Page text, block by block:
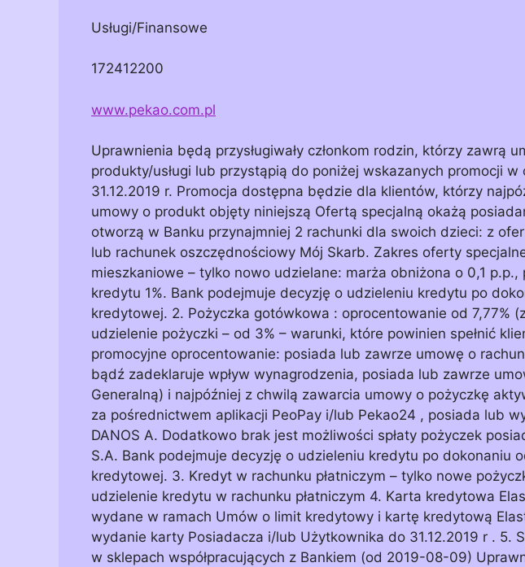
Usługi/Finansowe
172412200
www.pekao.com.pl
Uprawnienia będą przysługiwały członkom rodzin, którzy zawrą
produkty/usługi lub przystąpią do poniżej wskazanych promocji w
31.12.2019 r. Promocja dostępna będzie dla klientów, którzy
umowy o produkt objęty niniejszą Ofertą specjalną okażą
otworzą w Banku przynajmniej 2 rachunki dla swoich dzieci: z
lub rachunek oszczędnościowy Mój Skarb. Zakres oferty
mieszkaniowe – tylko nowo udzielane: marża obniżona o 0,1
kredytu 1%. Bank podejmuje decyzję o udzieleniu kredytu po
kredytowej. 2. Pożyczka gotówkowa : oprocentowanie od 7,77%
udzielenie pożyczki – od 3% – warunki, które powinien spełnić
promocyjne oprocentowanie: posiada lub zawrze umowę o
bądź zadeklaruje wpływ wynagrodzenia, posiada lub zawrze
Generalną) i najpóźniej z chwilą zawarcia umowy o pożyczkę
za pośrednictwem aplikacji PeoPay i/lub Pekao24 , posiada lub
DANOS A. Dodatkowo brak jest możliwości spłaty pożyczek
S.A. Bank podejmuje decyzję o udzieleniu kredytu po dokonaniu
kredytowej. 3. Kredyt w rachunku płatniczym – tylko nowe
udzielenie kredytu w rachunku płatniczym 4. Karta kredytowa
wydane w ramach Umów o limit kredytowy i kartę kredytową
wydanie karty Posiadacza i/lub Użytkownika do 31.12.2019 r . 5.
w sklepach współpracujących z Bankiem (od 2019-08-09)